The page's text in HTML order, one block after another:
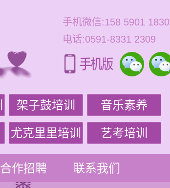
手机微信:158 5901 1830
电话:0591-8331 2309
架子鼓培训 音乐素养
尤克里里培训 艺考培训
合作招聘 联系我们